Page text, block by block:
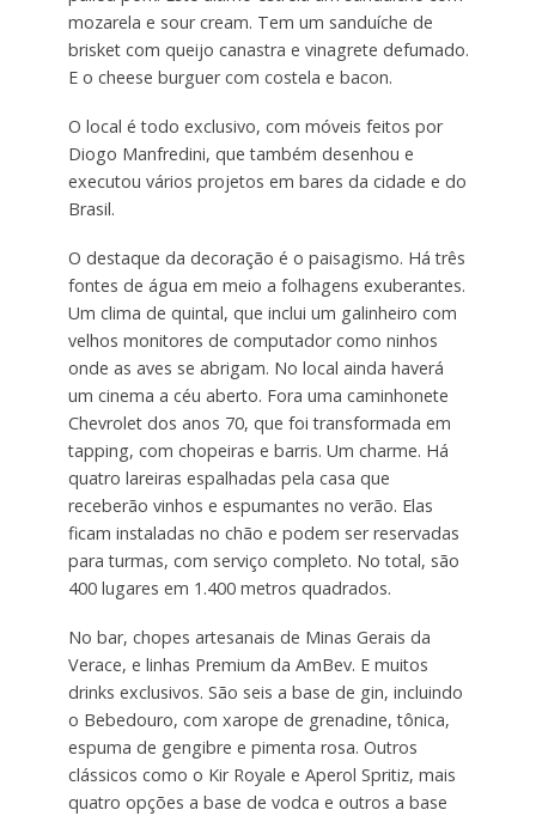
mozarela e sour cream. Tem um sanduíche de
brisket com queijo canastra e vinagrete defumado.
E o cheese burguer com costela e bacon.
O local é todo exclusivo, com móveis feitos por
Diogo Manfredini, que também desenhou e
executou vários projetos em bares da cidade e do
Brasil.
O destaque da decoração é o paisagismo. Há três
fontes de água em meio a folhagens exuberantes.
Um clima de quintal, que inclui um galinheiro com
velhos monitores de computador como ninhos
onde as aves se abrigam. No local ainda haverá
um cinema a céu aberto. Fora uma caminhonete
Chevrolet dos anos 70, que foi transformada em
tapping, com chopeiras e barris. Um charme. Há
quatro lareiras espalhadas pela casa que
receberão vinhos e espumantes no verão. Elas
ficam instaladas no chão e podem ser reservadas
para turmas, com serviço completo. No total, são
400 lugares em 1.400 metros quadrados.
No bar, chopes artesanais de Minas Gerais da
Verace, e linhas Premium da AmBev. E muitos
drinks exclusivos. São seis a base de gin, incluindo
o Bebedouro, com xarope de grenadine, tônica,
espuma de gengibre e pimenta rosa. Outros
clássicos como o Kir Royale e Aperol Spritiz, mais
quatro opções a base de vodca e outros a base